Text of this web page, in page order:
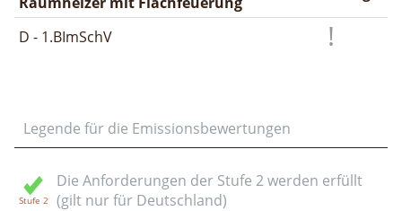
D - 1.BImSchV
Legende für die Emissionsbewertungen
Die Anforderungen der Stufe 2 werden erfüllt
(gilt nur für Deutschland)